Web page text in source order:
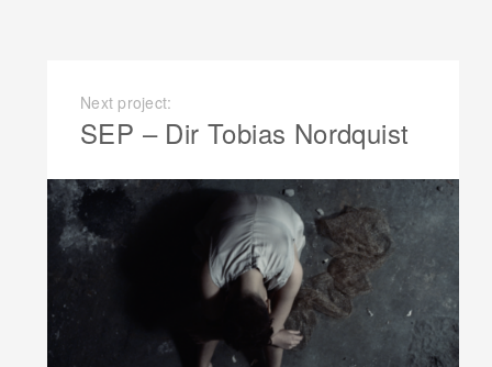
Next project:
SEP – Dir Tobias Nordquist